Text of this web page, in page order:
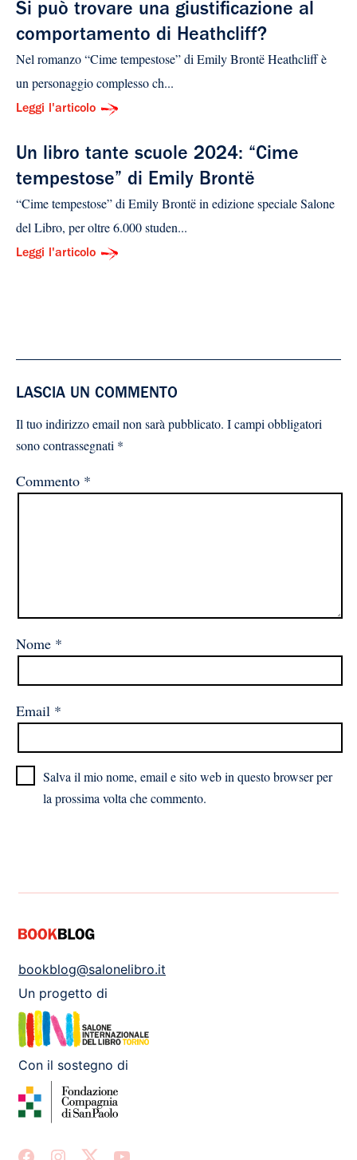
Si può trovare una giustificazione al
comportamento di Heathcliff?
Nel romanzo “Cime tempestose” di Emily Brontë Heathcliff è
un personaggio complesso ch...
Leggi l'articolo
Un libro tante scuole 2024: “Cime
tempestose” di Emily Brontë
“Cime tempestose” di Emily Brontë in edizione speciale Salone
del Libro, per oltre 6.000 studen...
Leggi l'articolo
LASCIA UN COMMENTO
Il tuo indirizzo email non sarà pubblicato. I campi obbligatori
sono contrassegnati *
Commento *
Nome *
Email *
Salva il mio nome, email e sito web in questo browser per
la prossima volta che commento.
bookblog@salonelibro.it
Un progetto di
Con il sostegno di
FacebookInstagram